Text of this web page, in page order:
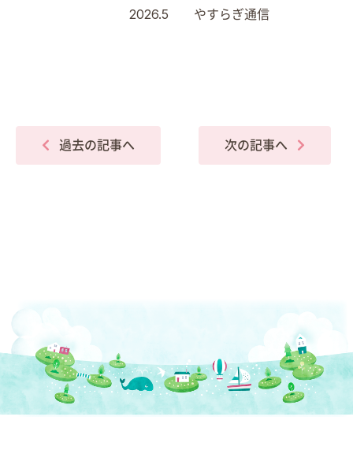
2026.5 やすらぎ通信
過去の記事へ 次の記事へ